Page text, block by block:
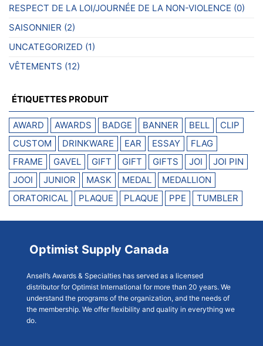
RESPECT DE LA LOI/JOURNÉE DE LA NON-VIOLENCE (0)
SAISONNIER (2)
UNCATEGORIZED (1)
VÊTEMENTS (12)
ÉTIQUETTES PRODUIT
AWARD AWARDS BADGE BANNER BELL
CLIP
CUSTOM
DRINKWARE EAR ESSAY
FLAG
FRAME
GAVEL GIFT GIFT GIFTS JOI
JOI PIN
JOOI
JUNIOR MASK MEDAL
MEDALLION
ORATORICAL
PLAQUE PLAQUE PPE TUMBLER
Optimist Supply Canada
Ansell’s Awards & Specialties has served as a licensed
distributor for Optimist International for more than 20 years. We
understand the programs of the organization, and the needs of
the membership. We offer flexibility and quality in everything we
do.